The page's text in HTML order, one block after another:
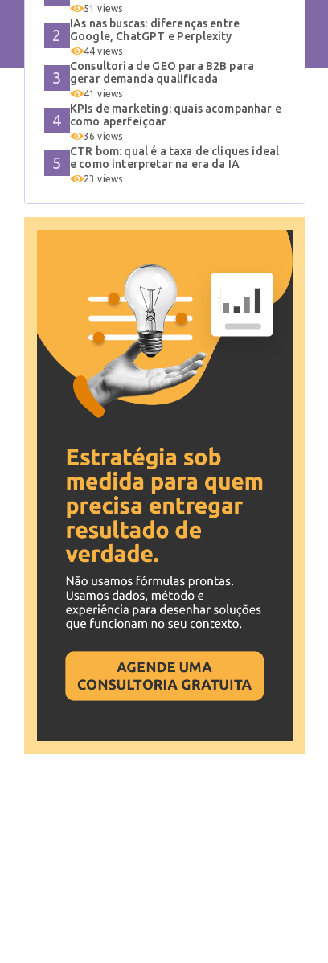
51 views
IAs nas buscas: diferenças entre
Google, ChatGPT e Perplexity
44 views
Consultoria de GEO para B2B para
gerar demanda qualificada
41 views
KPIs de marketing: quais acompanhar e
como aperfeiçoar
36 views
CTR bom: qual é a taxa de cliques ideal
e como interpretar na era da IA
23 views